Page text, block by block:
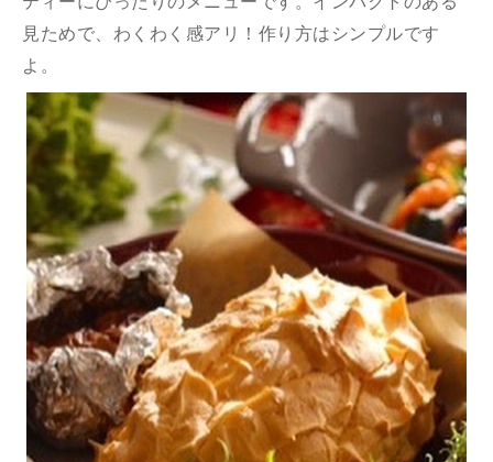
見ためで、わくわく感アリ！作り方はシンプルです
よ。